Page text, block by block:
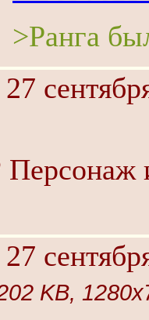
>Ранга
Персонаж
KB,